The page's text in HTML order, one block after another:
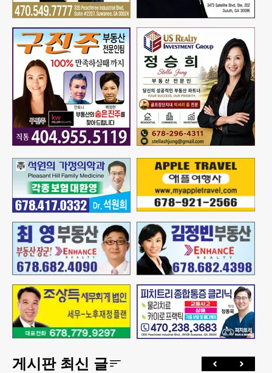
게시판 최신 글